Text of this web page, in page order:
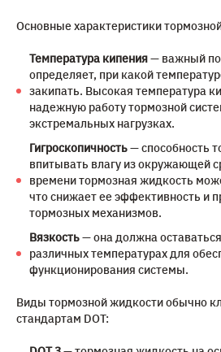
Основные характеристики
Температура кипения— важный
определяет, при какой
закипать. Высокая температура
надежную работу тормозной
экстремальных нагрузках.
Гигроскопичность— способность
впитывать влагу из окружающей
времени тормозная жидкость
что снижает ее эффективность и
тормозных механизмов.
Вязкость— она должна
различных температурах для
функционирования системы.
Виды тормозной жидкости обычно
стандартам DOT: